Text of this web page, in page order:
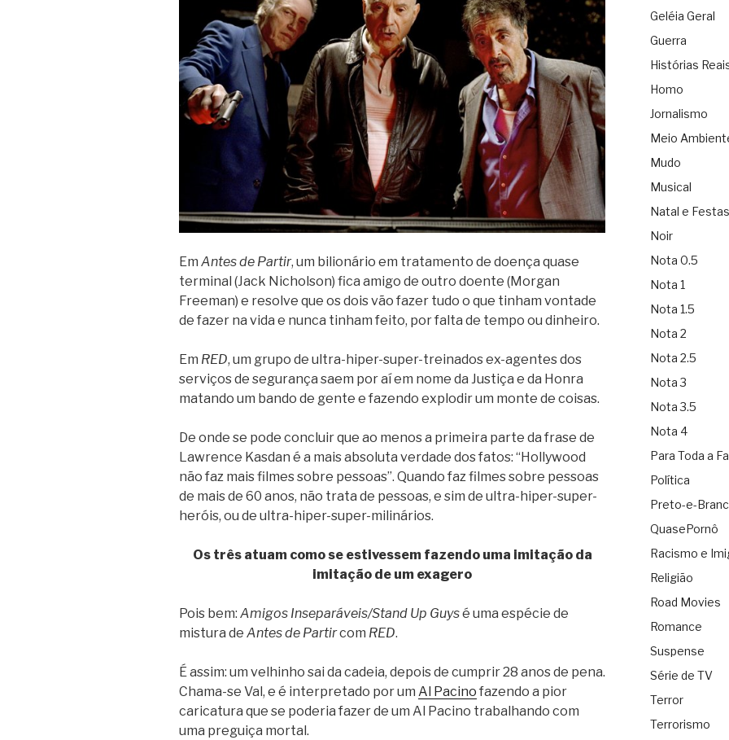
Em Antes de Partir, um bilionário em tratamento de doença quase
terminal (Jack Nicholson) fica amigo de outro doente (Morgan
Freeman) e resolve que os dois vão fazer tudo o que tinham vontade
de fazer na vida e nunca tinham feito, por falta de tempo ou dinheiro.
Em RED, um grupo de ultra-hiper-super-treinados ex-agentes dos
serviços de segurança saem por aí em nome da Justiça e da Honra
matando um bando de gente e fazendo explodir um monte de coisas.
De onde se pode concluir que ao menos a primeira parte da frase de
Lawrence Kasdan é a mais absoluta verdade dos fatos: “Hollywood
não faz mais filmes sobre pessoas”. Quando faz filmes sobre pessoas
de mais de 60 anos, não trata de pessoas, e sim de ultra-hiper-super-
heróis, ou de ultra-hiper-super-milinários.
Os três atuam como se estivessem fazendo uma imitação da
imitação de um exagero
Pois bem: Amigos Inseparáveis/Stand Up Guysé uma espécie de
mistura de Antes de Partircom RED.
É assim: um velhinho sai da cadeia, depois de cumprir 28 anos de pena.
Chama-se Val, e é interpretado por um Al Pacino fazendo a pior
caricatura que se poderia fazer de um Al Pacino trabalhando com
uma preguiça mortal.
Geléia Geral
Guerra
Histórias
Homo
Jornalismo
Meio
Mudo
Musical
Natal e Festas
Noir
Nota 0.5
Nota 1
Nota 1.5
Nota 2
Nota 2.5
Nota 3
Nota 3.5
Nota 4
Para Toda a
Política
Preto-e-
QuasePornô
Racismo e
Religião
Road Movies
Romance
Suspense
Série de TV
Terror
Terrorismo